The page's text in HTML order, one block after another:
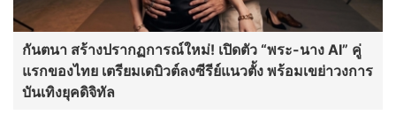
กันตนา สร้างปรากฏการณ์ใหม่! เปิดตัว “พระ-นาง AI” คู่
แรกของไทย เตรียมเดบิวต์ลงซีรีย์แนวตั้ง พร้อมเขย่าวงการ
บันเทิงยุคดิจิทัล